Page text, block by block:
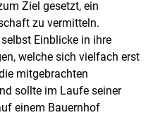
Ziel gesetzt, ein
zu vermitteln.
Einblicke in ihre
welche sich vielfach erst
mitgebrachten
sollte im Laufe seiner
einem Bauernhof